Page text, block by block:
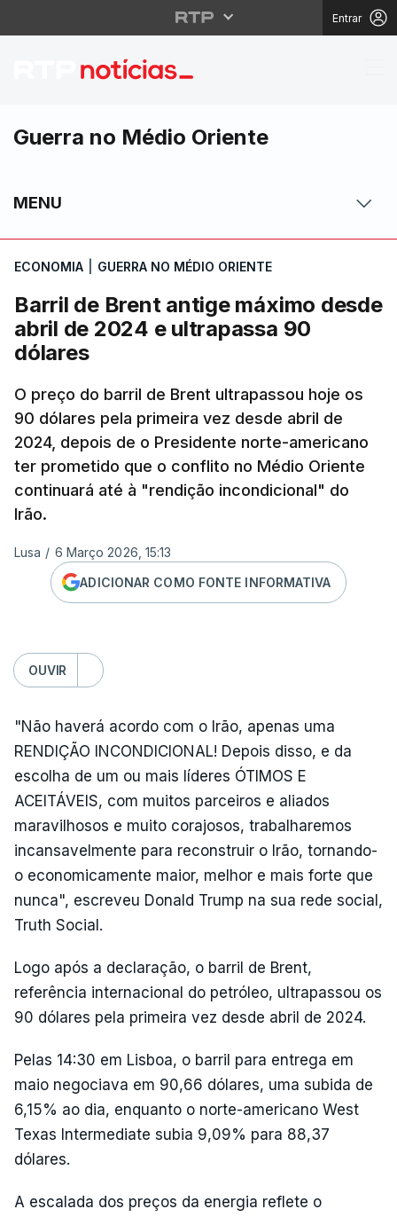
Entrar
Barril de Brent antige
Guerra no Médio Oriente
MENU
ECONOMIA GUERRA NO MÉDIO ORIENTE
Barril de Brent antige máximo desde
abril de 2024 e ultrapassa 90
dólares
O preço do barril de Brent ultrapassou hoje os
90 dólares pela primeira vez desde abril de
2024, depois de o Presidente norte-americano
ter prometido que o conflito no Médio Oriente
continuará até à "rendição incondicional" do
Irão.
Lusa / 6 Março 2026, 15:13
ADICIONAR COMO FONTE INFORMATIVA
OUVIR
"Não haverá acordo com o Irão, apenas uma
RENDIÇÃO INCONDICIONAL! Depois disso, e da
escolha de um ou mais líderes ÓTIMOS E
ACEITÁVEIS, com muitos parceiros e aliados
maravilhosos e muito corajosos, trabalharemos
incansavelmente para reconstruir o Irão, tornando-
o economicamente maior, melhor e mais forte que
nunca", escreveu Donald Trump na sua rede social,
Truth Social.
Logo após a declaração, o barril de Brent,
referência internacional do petróleo, ultrapassou os
90 dólares pela primeira vez desde abril de 2024.
Pelas 14:30 em Lisboa, o barril para entrega em
maio negociava em 90,66 dólares, uma subida de
6,15% ao dia, enquanto o norte-americano West
Texas Intermediate subia 9,09% para 88,37
dólares.
A escalada dos preços da energia reflete o